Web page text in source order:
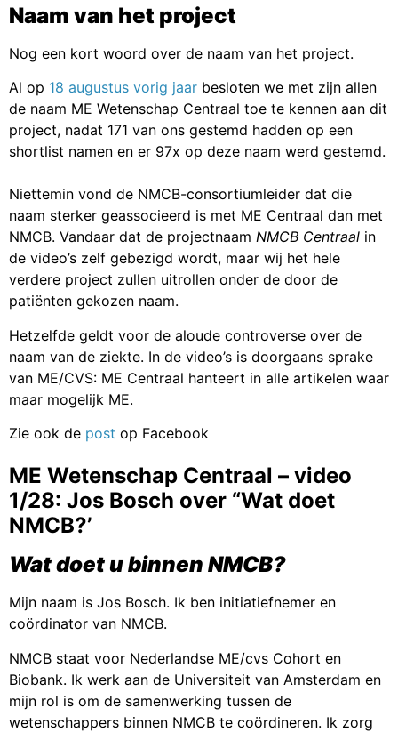
Naam van het project
Nog een kort woord over de naam van het project.
Al op 18 augustus vorig jaar besloten we met zijn allen
de naam ME Wetenschap Centraal toe te kennen aan dit
project, nadat 171 van ons gestemd hadden op een
shortlist namen en er 97x op deze naam werd gestemd.
Niettemin vond de NMCB-consortiumleider dat die
naam sterker geassocieerd is met ME Centraal dan met
NMCB. Vandaar dat de projectnaam NMCB Centraal in
de video’s zelf gebezigd wordt, maar wij het hele
verdere project zullen uitrollen onder de door de
patiënten gekozen naam.
Hetzelfde geldt voor de aloude controverse over de
naam van de ziekte. In de video’s is doorgaans sprake
van ME/CVS: ME Centraal hanteert in alle artikelen waar
maar mogelijk ME.
Zie ook de post op Facebook
ME Wetenschap Centraal – video
1/28: Jos Bosch over “Wat doet
NMCB?’
Wat doet u binnen NMCB?
Mijn naam is Jos Bosch. Ik ben initiatiefnemer en
coördinator van NMCB.
NMCB staat voor Nederlandse ME/cvs Cohort en
Biobank. Ik werk aan de Universiteit van Amsterdam en
mijn rol is om de samenwerking tussen de
wetenschappers binnen NMCB te coördineren. Ik zorg